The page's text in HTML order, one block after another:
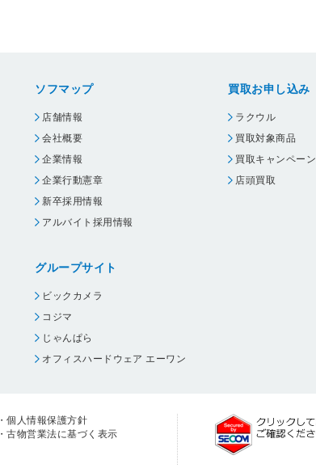
ソフマップ
店舗情報
会社概要
企業情報
企業行動憲章
新卒採用情報
アルバイト採用情報
グループサイト
ビックカメラ
コジマ
じゃんぱら
オフィスハードウェア エーワン
買取お申し込み
ラクウル
買取対象商品
買取キャンペーン
店頭買取
・個人情報保護方針
・古物営業法に基づく表示